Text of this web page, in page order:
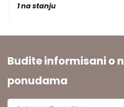
1 na stanju
Budite informisani o
ponudama